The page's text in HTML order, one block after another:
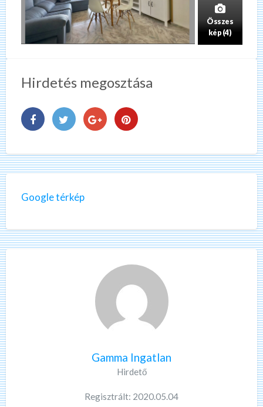
Összes
kép (4)
Hirdetés megosztása
Google térkép
Gamma Ingatlan
Hirdető
Regisztrált: 2020.05.04